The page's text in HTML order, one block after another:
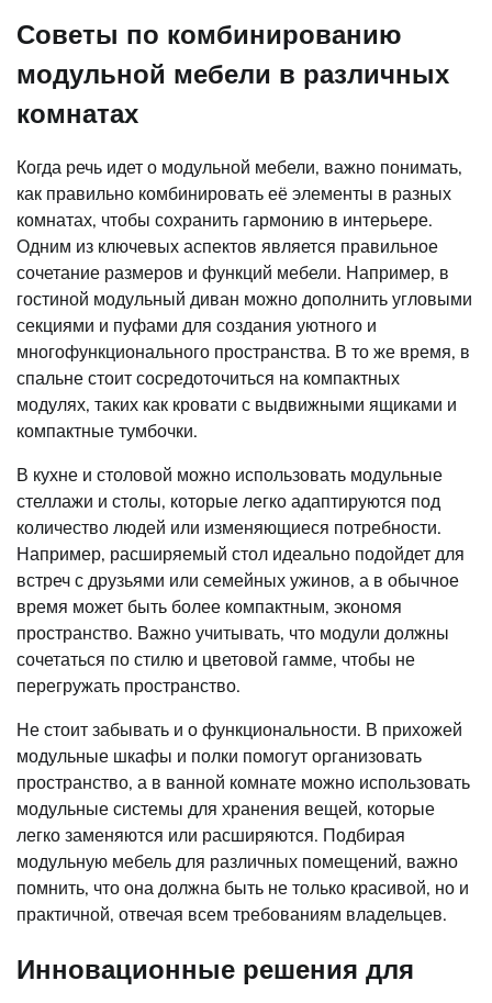
Советы по комбинированию
модульной мебели в различных
комнатах
Когда речь идет о модульной мебели, важно понимать,
как правильно комбинировать её элементы в разных
комнатах, чтобы сохранить гармонию в интерьере.
Одним из ключевых аспектов является правильное
сочетание размеров и функций мебели. Например, в
гостиной модульный диван можно дополнить угловыми
секциями и пуфами для создания уютного и
многофункционального пространства. В то же время, в
спальне стоит сосредоточиться на компактных
модулях, таких как кровати с выдвижными ящиками и
компактные тумбочки.
В кухне и столовой можно использовать модульные
стеллажи и столы, которые легко адаптируются под
количество людей или изменяющиеся потребности.
Например, расширяемый стол идеально подойдет для
встреч с друзьями или семейных ужинов, а в обычное
время может быть более компактным, экономя
пространство. Важно учитывать, что модули должны
сочетаться по стилю и цветовой гамме, чтобы не
перегружать пространство.
Не стоит забывать и о функциональности. В прихожей
модульные шкафы и полки помогут организовать
пространство, а в ванной комнате можно использовать
модульные системы для хранения вещей, которые
легко заменяются или расширяются. Подбирая
модульную мебель для различных помещений, важно
помнить, что она должна быть не только красивой, но и
практичной, отвечая всем требованиям владельцев.
Инновационные решения для